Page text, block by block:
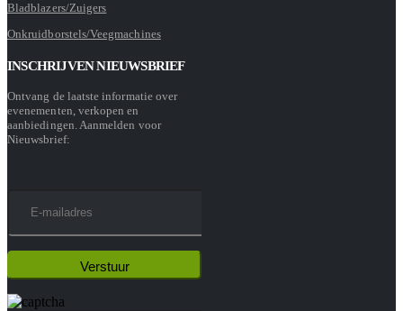
Bladblazers/Zuigers
Onkruidborstels/Veegmachines
INSCHRIJVEN NIEUWSBRIEF
Ontvang de laatste informatie over
evenementen, verkopen en
aanbiedingen. Aanmelden voor
Nieuwsbrief: